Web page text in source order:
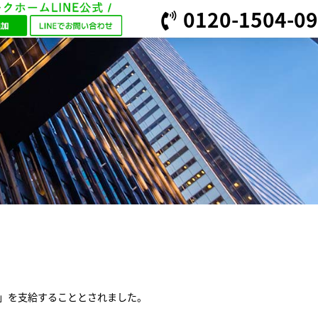
0120-1504-09
支給することとされました。